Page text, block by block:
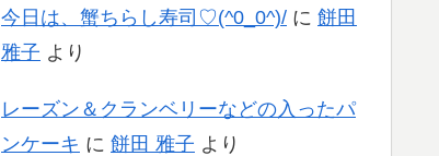
今日は、蟹ちらし寿司♡(^0_0^)/ に 餅田
雅子 より
レーズン＆クランベリーなどの入ったパ
ンケーキ に 餅田 雅子 より